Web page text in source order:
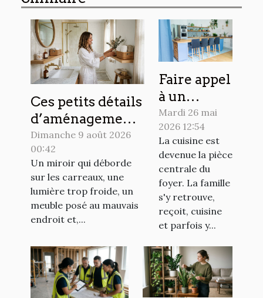
Ces petits détails
d’aménagement
qui
métamorphosent
une salle de bain
Dimanche 9 août 2026
00:42
Un miroir qui déborde
sur les carreaux, une
lumière trop froide, un
meuble posé au mauvais
endroit et,...
Faire appel
à un
cuisiniste
à Pau : les
raisons
concrètes
de choisir
le sur-
mesure !
Mardi 26 mai
2026 12:54
La cuisine est
devenue la pièce
centrale du
foyer. La famille
s'y retrouve,
reçoit, cuisine
et parfois y...